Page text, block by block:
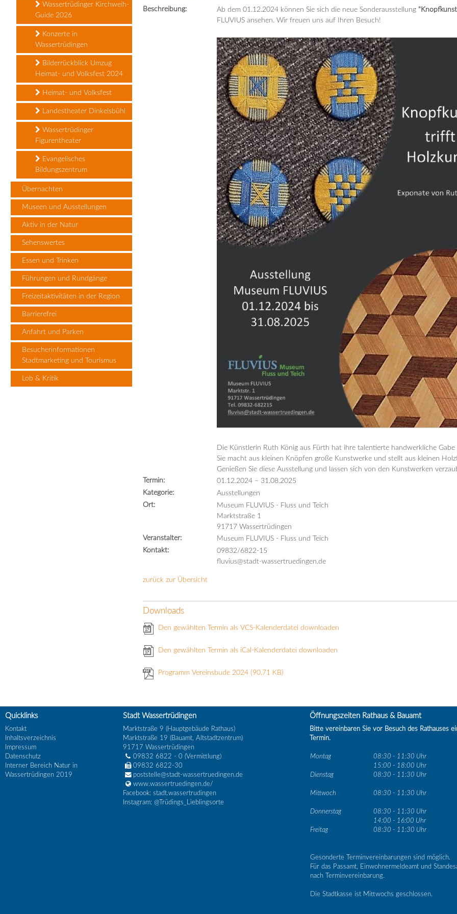
Wassertrüdinger Kirchweih-
Guide 2026
Konzerte in
Wassertrüdingen
Bilderrückblick Umzug
Heimat- und Volksfest 2024
Heimat- und Volksfest
Landestheater Dinkelsbühl
Wassertrüdinger
Figurentheater
Evangelisches
Bildungszentrum
Übernachten
Museen und Ausstellungen
Aktiv in der Natur
Sehenswertes
Essen und Trinken
Führungen und Rundgänge
Freizeitaktivitäten in der Region
Barrierefrei
Anfahrt und Parken
Besucherinformationen
Stadtmarketing und Tourismus
Lob & Kritik
Beschreibung: Ab dem 01.12.2024 können Sie sich die neue Sonderausstellung
FLUVIUS ansehen. Wir freuen uns auf Ihren Besuch!
Die Künstlerin Ruth König aus Fürth hat ihre talentierte handwerkliche
Sie macht aus kleinen Knöpfen große Kunstwerke und stellt aus kleinen
Genießen Sie diese Ausstellung und lassen sich von den Kunstwerken
Termin:
01.12.2024– 31.08.2025
Kategorie:
Ausstellungen
Ort:
Museum FLUVIUS - Fluss und Teich
Marktstraße 1
91717 Wassertrüdingen
Veranstalter:
Museum FLUVIUS - Fluss und Teich
Kontakt:
09832/6822-15
fluvius@stadt-wassertruedingen.de
zurück zur Übersicht
Downloads
Den gewählten Termin als VCS-Kalenderdatei downloaden
Den gewählten Termin als iCal-Kalenderdatei downloaden
Programm Vereinsbude 2024 (90.71 KB)
Quicklinks
Kontakt
Inhaltsverzeichnis
Impressum
Datenschutz
Interner Bereich Natur in
Wassertrüdingen 2019
Stadt Wassertrüdingen
Marktstraße 9 (Hauptgebäude Rathaus)
Marktstraße 19 (Bauamt, Altstadtzentrum)
91717 Wassertrüdingen
09832 6822 - 0 (Vermittlung)
09832 6822-30
poststelle@stadt-wassertruedingen.de
www.wassertruedingen.de/
Facebook: stadt.wassertrudingen
Instagram: @Trüdings_Lieblingsorte
Öffnungszeiten Rathaus & Bauamt
Bitte vereinbaren Sie vor Besuch des Rathauses
Termin.
Montag
08:30 - 11:30 Uhr
15:00 - 18:00 Uhr
Dienstag
08:30 - 11:30 Uhr
Mittwoch 08:30 - 11:30 Uhr
Donnerstag
08:30 - 11:30 Uhr
14:00 - 16:00 Uhr
Freitag
08:30 - 11:30 Uhr
Gesonderte Terminvereinbarungen sind möglich.
Für das Passamt, Einwohnermeldeamt und
nach Terminvereinbarung.
Die Stadtkasse ist Mittwochs geschlossen.